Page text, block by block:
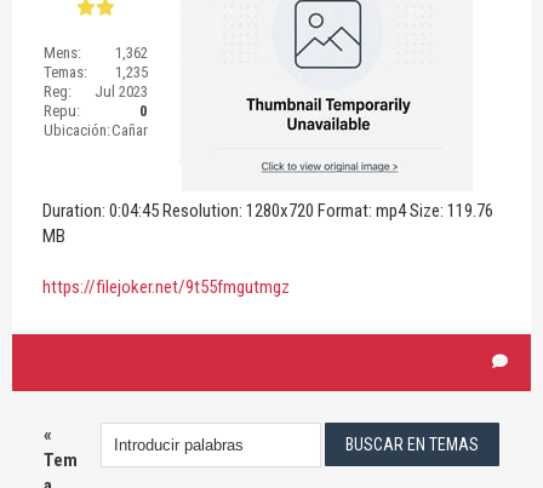
Mens:
1,362
Temas:
1,235
Reg:
Jul 2023
Repu:
0
Ubicación:Cañar
Duration: 0:04:45 Resolution: 1280x720 Format: mp4 Size: 119.76
MB
https://filejoker.net/9t55fmgutmgz
«
Tem